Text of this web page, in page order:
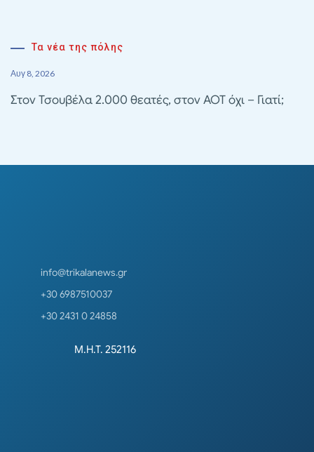
Τα νέα της πόλης
Αυγ 8, 2026
Στον Τσουβέλα 2.000 θεατές, στον ΑΟΤ όχι – Γιατί;
info@trikalanews.gr
+30 6987510037
+30 2431 0 24858
Μ.Η.Τ. 252116